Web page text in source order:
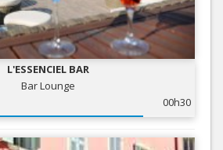
L'ESSENCIEL BAR
Bar Lounge
00h30